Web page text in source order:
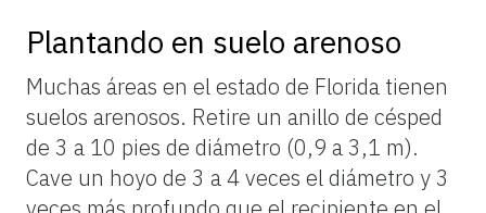
Plantando en suelo arenoso
Muchas áreas en el estado de Florida tienen
suelos arenosos. Retire un anillo de césped
de 3 a 10 pies de diámetro (0,9 a 3,1 m).
Cave un hoyo de 3 a 4 veces el diámetro y 3